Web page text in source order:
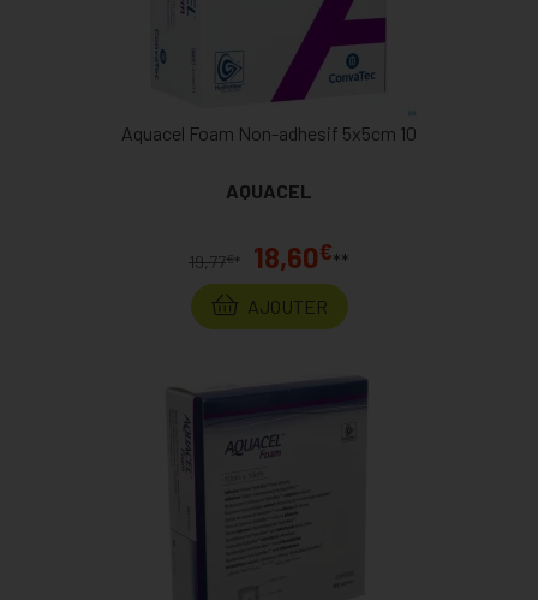
Aquacel Foam Non-adhesif 5x5cm 10
AQUACEL
19,77€* 18,60€**
AJOUTER